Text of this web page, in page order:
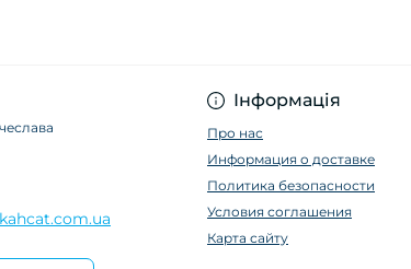
Інформація
Про нас
Информация о доставке
Политика безопасности
Условия соглашения
Карта сайту